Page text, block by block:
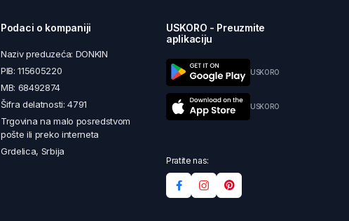
Podaci o kompaniji
Naziv preduzeća: DONKIN
PIB: 115605220
MB: 68492874
Šifra delatnosti: 4791
Trgovina na malo posredstvom
pošte ili preko interneta
Grdelica, Srbija
USKORO - Preuzmite
aplikaciju
USKORO
USKORO
Pratite nas: